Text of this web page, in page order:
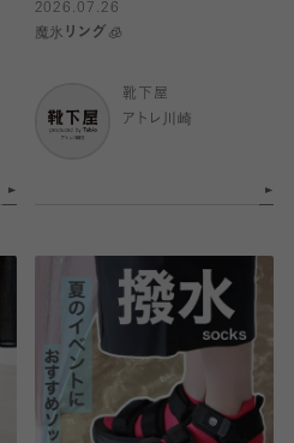
2026.07.26
魔氷リング🧊
靴下屋
アトレ川崎